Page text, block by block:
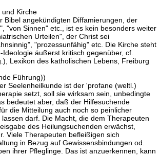
und Kirche
Bibel angekündigten Diffamierungen, der
"von Sinnen" etc., ist es kein besonders weiter
Urteilen", der Christ sei
"prozessunfähig" etc. Die Kirche steht
äußerst kritisch gegenüber, cf.
Lexikon des katholischen Lebens, Freiburg
Führung))
Seelenheilkunde ist der 'profane (weltl.)
setzt, soll sie wirksam sein, unbedingte
bedeutet aber, daß der Hilfesuchende
die Mitteilung auch noch so peinlicher
darf. Die Macht, die dem Therapeuten
des Heilungsuchenden erwächst,
Viele Therapeuten befleißigen sich
in Bezug auf Gewissensbindungen od.
ihrer Pfleglinge. Das ist anzuerkennen, kann